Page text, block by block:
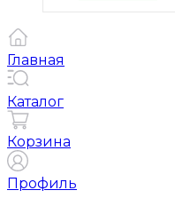
Главная
Каталог
Корзина
Профиль